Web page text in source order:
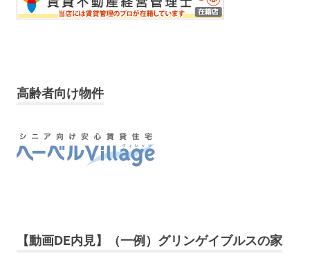
高齢者向け物件
【動画DE内見】（一例）グリンゲイブルスの家